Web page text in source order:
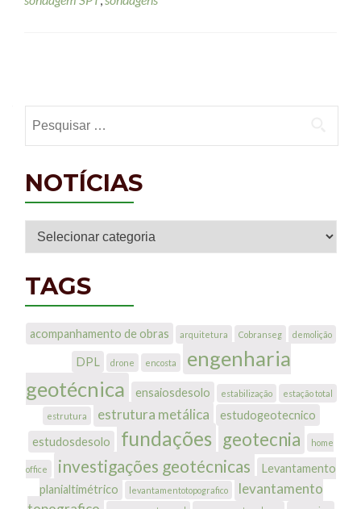
NOTÍCIAS
Notícias
TAGS
acompanhamento de obras arquitetura Cobranseg demolição
DPL drone encosta
engenharia
geotécnica
ensaiosdesolo estabilização estação total
estrutura estrutura metálica
estudogeotecnico
estudosdesolo
fundações geotecnia home
office investigações geotécnicas
Levantamento
planialtimétrico
levantamentotopografico
levantamento